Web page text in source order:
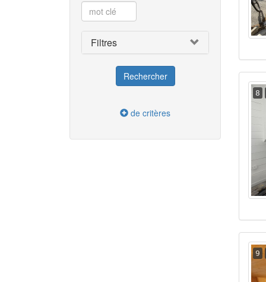
Filtres
de critères
8
9